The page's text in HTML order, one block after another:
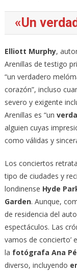
«Un
Elliott Murphy,
Arenillas de testigo
“un verdadero
corazón”, incluso
severo y exigente
Arenillas es “un
alguien cuyas
como válidas y
Los conciertos
tipo de ciudades y
londinense Hyde
Garden. Aunque,
de residencia del
espectáculos. Las
vamos de concierto’
la fotógrafa Ana
diverso, incluyendo